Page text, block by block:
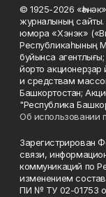
© 1925-2026
журналының
юмора «Хэнэк»
Республикаһының
буйынса
йорто акционерҙар
и средствам
Башкортостан;
"Республика
Об использовании
Зарегистрирован
связи,
коммуникаций по
изменением
ПИ № ТУ 02-01753